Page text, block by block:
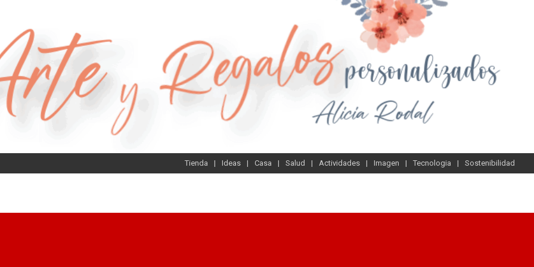
Tienda Ideas Casa Salud Actividades Imagen Tecnologia Sostenibilidad